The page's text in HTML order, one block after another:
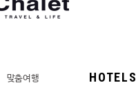
맞춤여행 HOTELS